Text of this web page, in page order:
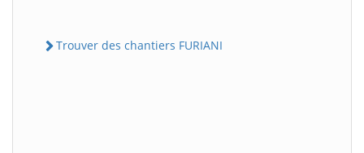
Trouver des chantiers FURIANI